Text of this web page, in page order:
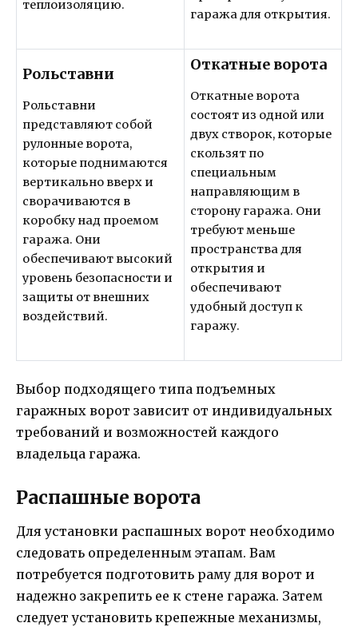
теплоизоляцию.
гаража для открытия.
Рольставни
Рольставни
представляют собой
рулонные ворота,
которые поднимаются
вертикально вверх и
сворачиваются в
коробку над проемом
гаража. Они
обеспечивают высокий
уровень безопасности и
защиты от внешних
воздействий.
Откатные ворота
Откатные ворота
состоят из одной или
двух створок, которые
скользят по
специальным
направляющим в
сторону гаража. Они
требуют меньше
пространства для
открытия и
обеспечивают
удобный доступ к
гаражу.
Выбор подходящего типа подъемных
гаражных ворот зависит от индивидуальных
требований и возможностей каждого
владельца гаража.
Распашные ворота
Для установки распашных ворот необходимо
следовать определенным этапам. Вам
потребуется подготовить раму для ворот и
надежно закрепить ее к стене гаража. Затем
следует установить крепежные механизмы,